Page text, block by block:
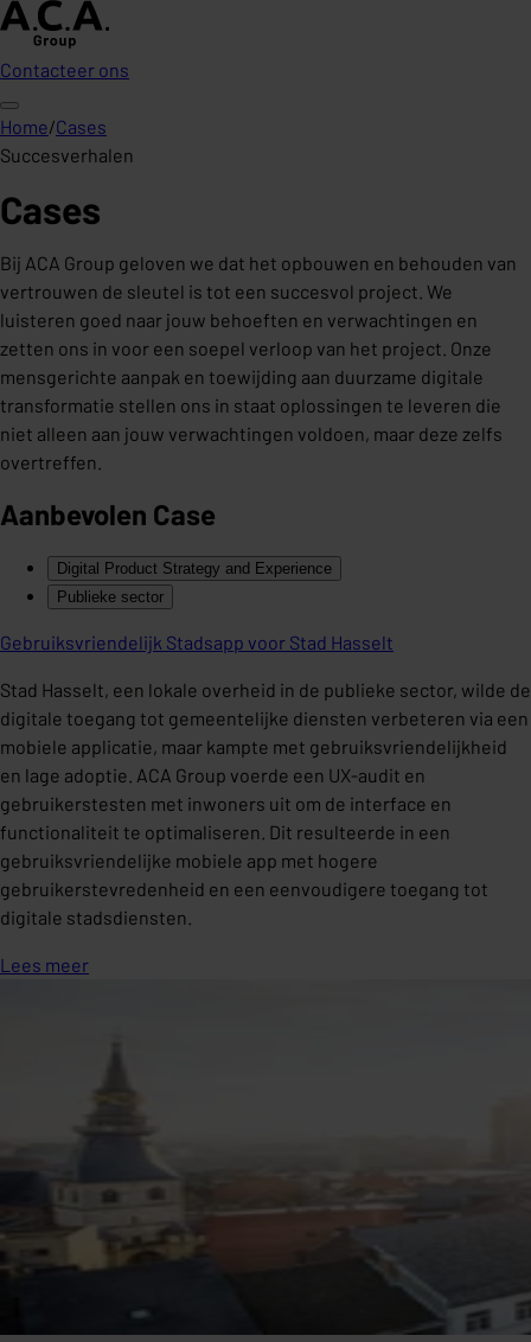
Contacteer ons
Home/Cases
Succesverhalen
Cases
Bij ACA Group geloven we dat het opbouwen en behouden van
vertrouwen de sleutel is tot een succesvol project. We
luisteren goed naar jouw behoeften en verwachtingen en
zetten ons in voor een soepel verloop van het project. Onze
mensgerichte aanpak en toewijding aan duurzame digitale
transformatie stellen ons in staat oplossingen te leveren die
niet alleen aan jouw verwachtingen voldoen, maar deze zelfs
overtreffen.
Aanbevolen Case
Digital Product Strategy and Experience
Publieke sector
Gebruiksvriendelijk Stadsapp voor Stad Hasselt
Stad Hasselt, een lokale overheid in de publieke sector, wilde de
digitale toegang tot gemeentelijke diensten verbeteren via een
mobiele applicatie, maar kampte met gebruiksvriendelijkheid
en lage adoptie. ACA Group voerde een UX-audit en
gebruikerstesten met inwoners uit om de interface en
functionaliteit te optimaliseren. Dit resulteerde in een
gebruiksvriendelijke mobiele app met hogere
gebruikerstevredenheid en een eenvoudigere toegang tot
digitale stadsdiensten.
Lees meer